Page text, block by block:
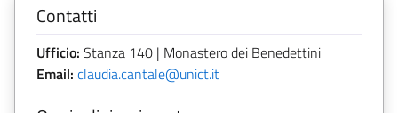
Contatti
Ufficio: Stanza 140 | Monastero dei Benedettini
Email: claudia.cantale@unict.it